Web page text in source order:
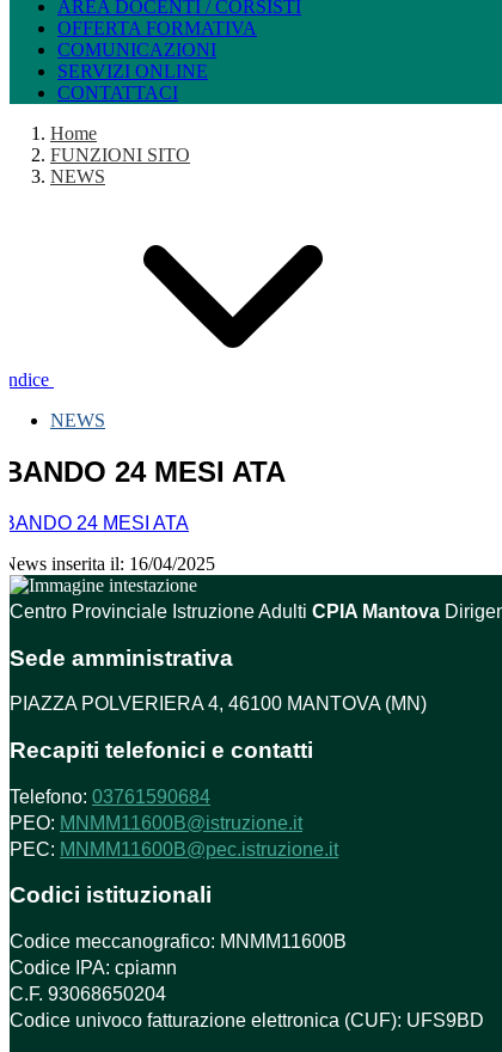
AREA DOCENTI / CORSISTI
OFFERTA FORMATIVA
COMUNICAZIONI
SERVIZI ONLINE
CONTATTACI
Home
FUNZIONI SITO
NEWS
Indice
NEWS
BANDO 24 MESI ATA
BANDO 24 MESI ATA
News inserita il: 16/04/2025
Centro Provinciale Istruzione Adulti CPIA Mantova
Sede amministrativa
PIAZZA POLVERIERA 4, 46100 MANTOVA (MN)
Recapiti telefonici e contatti
Telefono: 03761590684
PEO: MNMM11600B@istruzione.it
PEC: MNMM11600B@pec.istruzione.it
Codici istituzionali
Codice meccanografico: MNMM11600B
Codice IPA: cpiamn
C.F. 93068650204
Codice univoco fatturazione elettronica (CUF): UFS9BD